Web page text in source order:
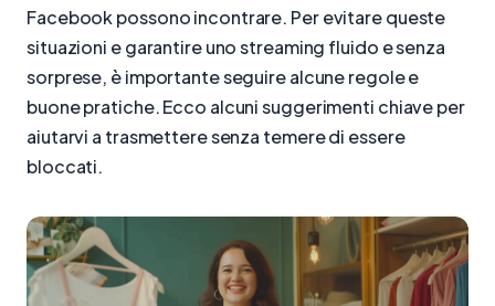
Facebook possono incontrare. Per evitare queste
situazioni e garantire uno streaming fluido e senza
sorprese, è importante seguire alcune regole e
buone pratiche. Ecco alcuni suggerimenti chiave per
aiutarvi a trasmettere senza temere di essere
bloccati.